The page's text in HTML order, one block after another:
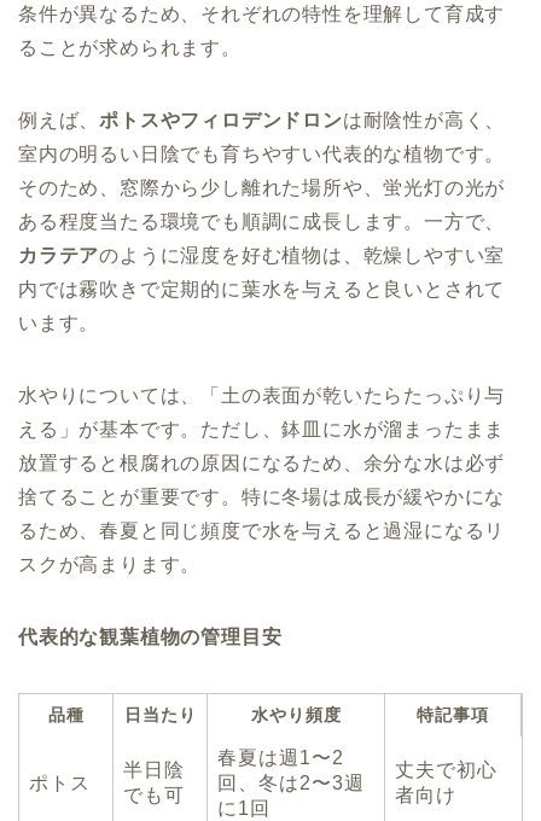
条件が異なるため、それぞれの特性を理解して育成す
ることが求められます。
例えば、ポトスやフィロデンドロンは耐陰性が高く、
室内の明るい日陰でも育ちやすい代表的な植物です。
そのため、窓際から少し離れた場所や、蛍光灯の光が
ある程度当たる環境でも順調に成長します。一方で、
カラテアのように湿度を好む植物は、乾燥しやすい室
内では霧吹きで定期的に葉水を与えると良いとされて
います。
水やりについては、「土の表面が乾いたらたっぷり与
える」が基本です。ただし、鉢皿に水が溜まったまま
放置すると根腐れの原因になるため、余分な水は必ず
捨てることが重要です。特に冬場は成長が緩やかにな
るため、春夏と同じ頻度で水を与えると過湿になるリ
スクが高まります。
代表的な観葉植物の管理目安
品種 日当たり 水やり頻度 特記事項
ポトス
半日陰
でも可
春夏は週1〜2
回、冬は2〜3週
に1回
丈夫で初心
者向け